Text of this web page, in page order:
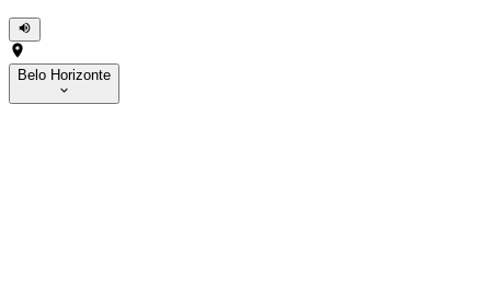
Belo Horizonte